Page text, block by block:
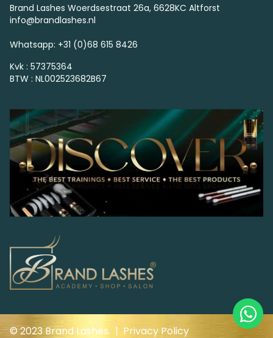
Brand Lashes Woerdsestraat 26a, 6628KC Altforst
info@brandlashes.nl
Whatsapp: +31 (0)68 615 8426
Kvk : 57375364
BTW : NL002523682B67
© 2023 Brand Lashes. | Privacy Policy